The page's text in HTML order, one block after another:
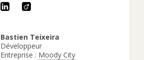
Bastien Teixeira
Développeur
Entreprise : Moody City